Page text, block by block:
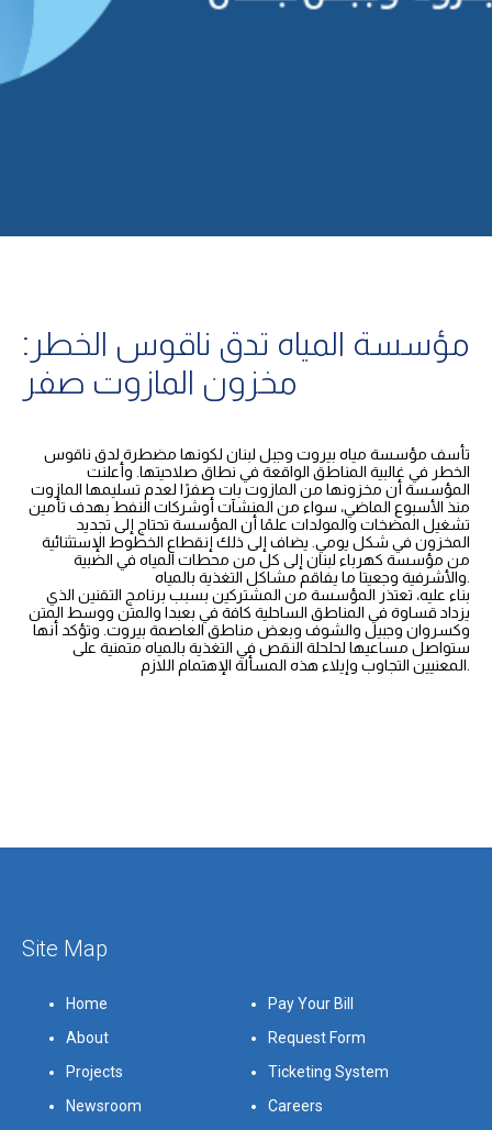
مؤسسة المياه تدق ناقوس الخطر:
مخزون المازوت صفر
تأسف مؤسسة مياه بيروت وجبل لبنان لكونها مضطرة لدق ناقوس
الخطر في غالبية المناطق الواقعة في نطاق صلاحيتها. وأعلنت
المؤسسة أن مخزونها من المازوت بات صفرًا لعدم تسليمها المازوت
منذ الأسبوع الماضي، سواء من المنشآت أوشركات النفط بهدف تأمين
تشغيل المضخات والمولدات علمًا أن المؤسسة تحتاج إلى تجديد
المخزون في شكل يومي. يضاف إلى ذلك إنقطاع الخطوط الإستثنائية
من مؤسسة كهرباء لبنان إلى كل من محطات المياه في الضبية
بناء عليه، تعتذر المؤسسة من المشتركين بسبب برنامج التقنين الذي
يزداد قساوة في المناطق الساحلية كافة في بعبدا والمتن ووسط المتن
وكسروان وجبيل والشوف وبعض مناطق العاصمة بيروت. وتؤكد أنها
ستواصل مساعيها لحلحلة النقص في التغذية بالمياه متمنية على
Site Map
Home
Pay Your Bill
About
Request Form
Projects
Ticketing System
Newsroom
Careers